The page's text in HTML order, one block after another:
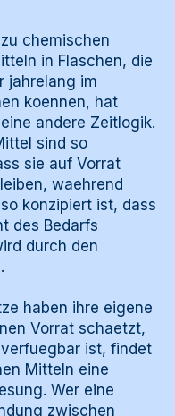
chemischen
in Flaschen, die
jahrelang im
koennen, hat
andere Zeitlogik.
sind so
sie auf Vorrat
waehrend
konzipiert ist, dass
des Bedarfs
durch den
haben ihre eigene
Vorrat schaetzt,
ist, findet
Mitteln eine
Wer eine
zwischen